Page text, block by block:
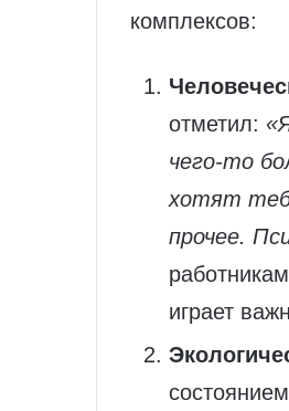
комплексов:
отметил:
чего‑то
хотят
прочее.
играет